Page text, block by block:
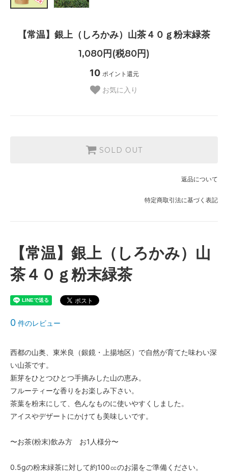
【常温】銀上（しろかみ）山茶４０ｇ粉末緑茶
1,080円(税80円)
10 ポイント還元
お気に入り
SOLD OUT
返品について
特定商取引法に基づく表記
【常温】銀上（しろかみ）山
茶４０ｇ粉末緑茶
0 件のレビュー
西都の山奥、東米良（銀鏡・上揚地区）で自然が育てた味わい深
い山茶です。
新芽をひとつひとつ手摘みした山の恵み。
フルーティーな香りをお楽しみ下さい。
茶葉を粉末にして、色んなものに使いやすくしました。
アイスやデザートにかけても美味しいです。
〜お茶(粉末)飲み方 お1人様分〜
0.5gの粉末緑茶に対して約100㏄のお湯をご準備ください。